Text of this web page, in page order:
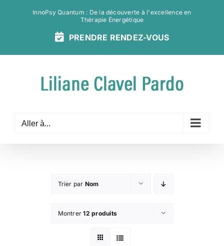
InnoPsy Quantum : De la découverte à l'excellence en
Thérapie Énergétique
PRENDRE
VOUS
Aller à...
Trier par Nom
Montrer12 produits